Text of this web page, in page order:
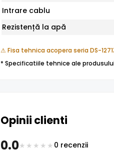
Intrare cablu
Rezistență la apă
⚠ Fisa tehnica acopera seria DS-
* Specificatiile tehnice ale
Opinii clienti
0.0 0 recenzii